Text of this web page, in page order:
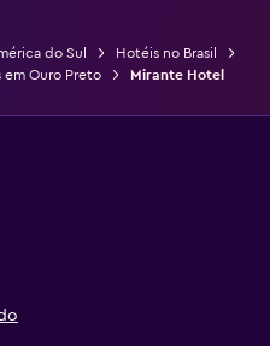
do Sul
Hotéis no Brasil
em Ouro Preto Mirante Hotel